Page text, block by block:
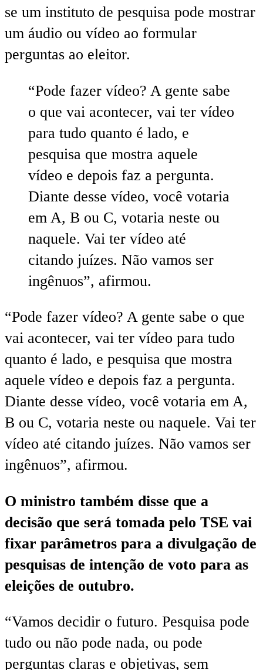
se um instituto de pesquisa pode mostrar
um áudio ou vídeo ao formular
perguntas ao eleitor.
“Pode fazer vídeo? A gente sabe
o que vai acontecer, vai ter vídeo
para tudo quanto é lado, e
pesquisa que mostra aquele
vídeo e depois faz a pergunta.
Diante desse vídeo, você votaria
em A, B ou C, votaria neste ou
naquele. Vai ter vídeo até
citando juízes. Não vamos ser
ingênuos”, afirmou.
“Pode fazer vídeo? A gente sabe o que
vai acontecer, vai ter vídeo para tudo
quanto é lado, e pesquisa que mostra
aquele vídeo e depois faz a pergunta.
Diante desse vídeo, você votaria em A,
B ou C, votaria neste ou naquele. Vai ter
vídeo até citando juízes. Não vamos ser
ingênuos”, afirmou.
O ministro também disse que a
decisão que será tomada pelo TSE vai
fixar parâmetros para a divulgação de
pesquisas de intenção de voto para as
eleições de outubro.
“Vamos decidir o futuro. Pesquisa pode
tudo ou não pode nada, ou pode
perguntas claras e objetivas, sem